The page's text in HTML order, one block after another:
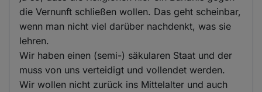
die Vernunft schließen wollen. Das geht scheinbar,
wenn man nicht viel darüber nachdenkt, was sie
lehren.
Wir haben einen (semi-) säkularen Staat und der
muss von uns verteidigt und vollendet werden.
Wir wollen nicht zurück ins Mittelalter und auch